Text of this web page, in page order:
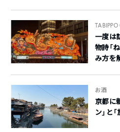
一度は
物詩「
み方を
お酒
京都に
ン」と